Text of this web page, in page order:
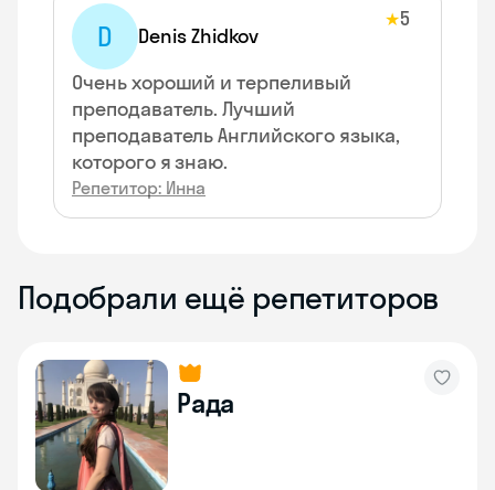
D Denis Zhidkov
★5
Очень хороший и терпеливый
преподаватель. Лучший
преподаватель Английского языка,
которого я знаю.
Репетитор: Инна
Подобрали ещё репетиторов
Рада